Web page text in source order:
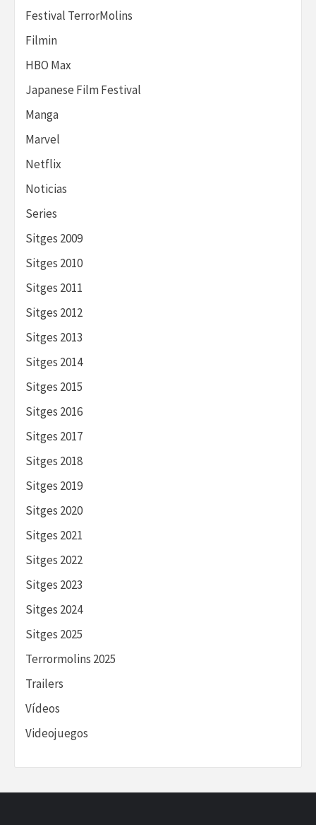
Festival TerrorMolins
Filmin
HBO Max
Japanese Film Festival
Manga
Marvel
Netflix
Noticias
Series
Sitges 2009
Sitges 2010
Sitges 2011
Sitges 2012
Sitges 2013
Sitges 2014
Sitges 2015
Sitges 2016
Sitges 2017
Sitges 2018
Sitges 2019
Sitges 2020
Sitges 2021
Sitges 2022
Sitges 2023
Sitges 2024
Sitges 2025
Terrormolins 2025
Trailers
Vídeos
Videojuegos